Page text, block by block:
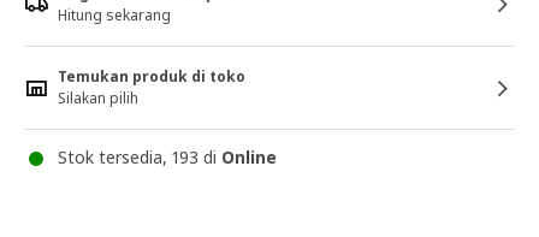
Hitung sekarang
Temukan produk di toko
Silakan pilih
Stok tersedia, 193 di Online